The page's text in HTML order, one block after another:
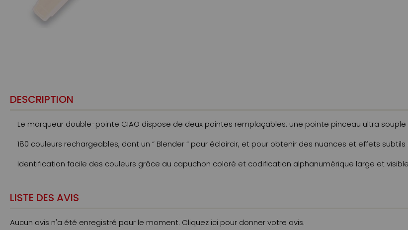
DESCRIPTION
Le marqueur double-pointe CIAO dispose de deux pointes remplaçables: une pointe pinceau ultra
180 couleurs rechargeables, dont un “ Blender “ pour éclaircir, et pour obtenir des nuances et effets
Identification facile des couleurs grâce au capuchon coloré et codification alphanumérique large et
LISTE DES AVIS
Aucun avis n'a été enregistré pour le moment. Cliquez ici pour donner votre avis.